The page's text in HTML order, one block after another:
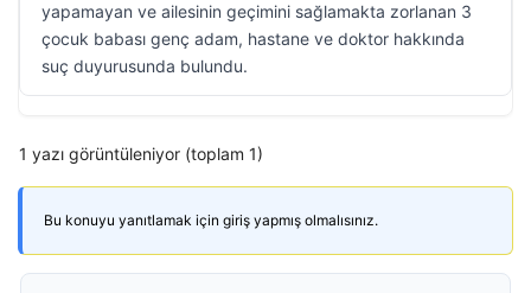
yapamayan ve ailesinin geçimini sağlamakta zorlanan 3
çocuk babası genç adam, hastane ve doktor hakkında
suç duyurusunda bulundu.
1 yazı görüntüleniyor (toplam 1)
Bu konuyu yanıtlamak için giriş yapmış olmalısınız.